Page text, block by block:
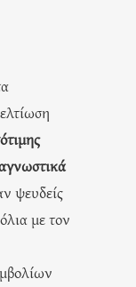
ψευδείς
με τον